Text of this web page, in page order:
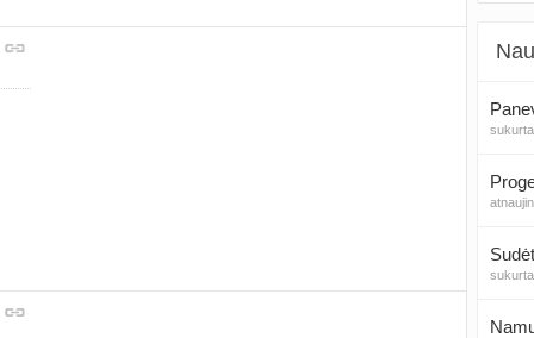
sukurta
sukurta